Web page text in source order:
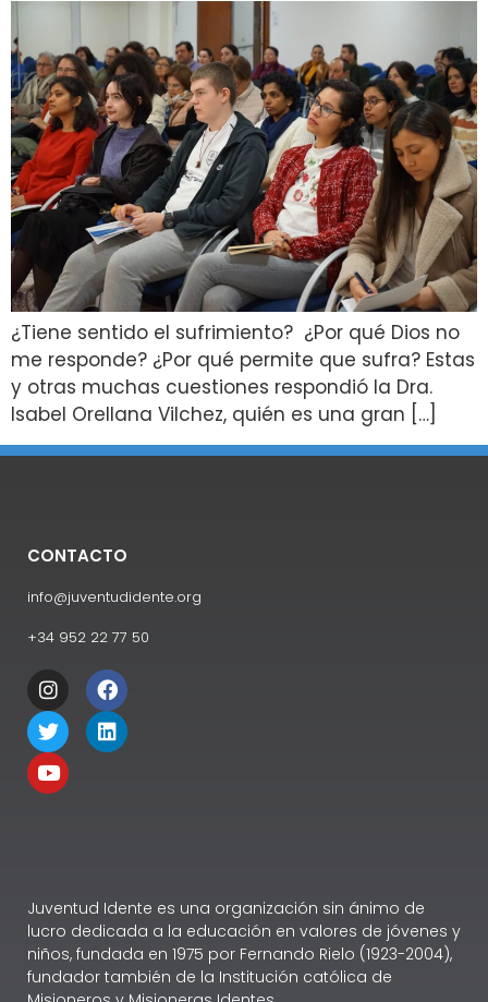
¿Tiene sentido el sufrimiento? ¿Por qué Dios no
me responde? ¿Por qué permite que sufra? Estas
y otras muchas cuestiones respondió la Dra.
Isabel Orellana Vilchez, quién es una gran […]
CONTACTO
info@juventudidente.org
+34 952 22 77 50
Juventud Idente es una organización sin ánimo de
lucro dedicada a la educación en valores de jóvenes y
niños, fundada en 1975 por Fernando Rielo (1923-2004),
fundador también de la Institución católica de